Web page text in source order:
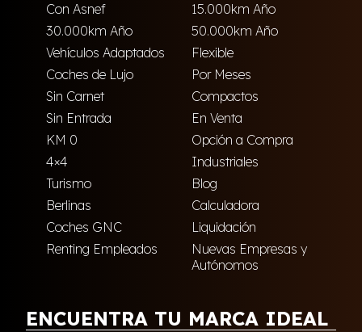
Con Asnef
15.000km Año
30.000km Año
50.000km Año
Vehículos Adaptados
Flexible
Coches de Lujo
Por Meses
Sin Carnet
Compactos
Sin Entrada
En Venta
KM 0
Opción a Compra
4×4
Industriales
Turismo
Blog
Berlinas
Calculadora
Coches GNC
Liquidación
Renting Empleados
Nuevas Empresas y
Autónomos
ENCUENTRA TU MARCA IDEAL